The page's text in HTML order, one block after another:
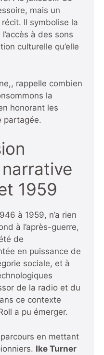
mais un
Il symbolise la
à des sons
culturelle qu’elle
rappelle combien
la
honorant les
partagée.
1959
à 1959, n’a rien
à l’après-guerre,
de
en puissance de
sociale, et à
de la radio et du
ce contexte
a pu émerger.
en mettant
Ike Turner